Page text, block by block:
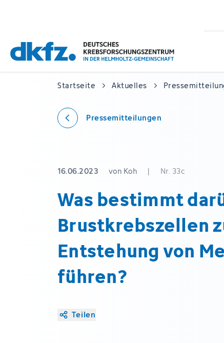
Startseite Aktuelles
Pressemitteilungen
16.06.2023 von Koh | Nr. 33c
Was bestimmt
Brustkrebszellen
Entstehung von
führen?
Teilen